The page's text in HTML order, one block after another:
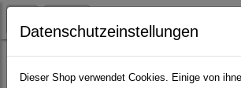
Container-Rosen Wichuraiana-Hybride
Datenschutzeinstellungen
Dieser Shop verwendet Cookies. Einige von